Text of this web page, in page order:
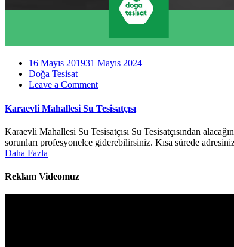
16 Mayıs 201931 Mayıs 2024
Doğa Tesisat
Leave a Commenton
Mahallesi
Su
Tesisatçısı
Karaevli Mahallesi Su Tesisatçısı
Karaevli Mahallesi Su Tesisatçısı Su Tesisatçısından
sorunları profesyonelce giderebilirsiniz. Kısa sürede
Daha Fazla
Reklam Videomuz